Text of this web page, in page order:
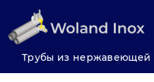
Трубы из нержавеющей